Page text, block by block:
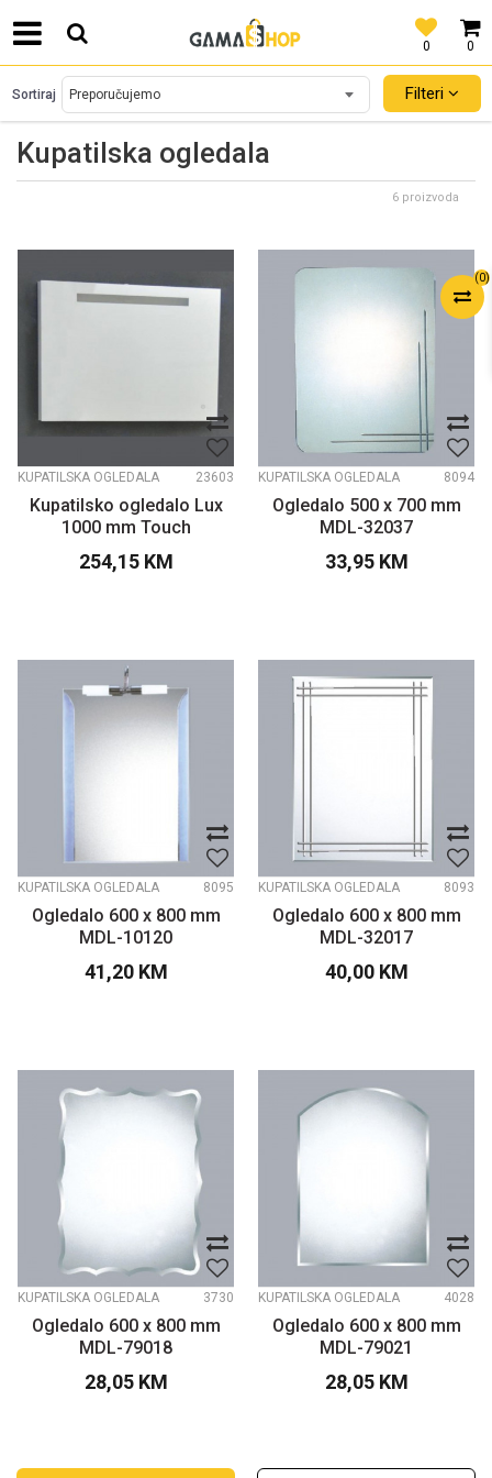
0
0
SIGURNO PLAĆANJE PLATNIM KARTICAMA!
(0)
Kupatilska ogledala
Sortiraj Filteri
6 proizvoda
KUPATILSKA OGLEDALA 23603
Kupatilsko ogledalo Lux
1000 mm Touch
254,15 KM
KUPATILSKA OGLEDALA 8094
Ogledalo 500 x 700 mm
MDL-32037
33,95 KM
KUPATILSKA OGLEDALA 8095
Ogledalo 600 x 800 mm
MDL-10120
41,20 KM
KUPATILSKA OGLEDALA 8093
Ogledalo 600 x 800 mm
MDL-32017
40,00 KM
KUPATILSKA OGLEDALA 3730
Ogledalo 600 x 800 mm
MDL-79018
28,05 KM
KUPATILSKA OGLEDALA 4028
Ogledalo 600 x 800 mm
MDL-79021
28,05 KM